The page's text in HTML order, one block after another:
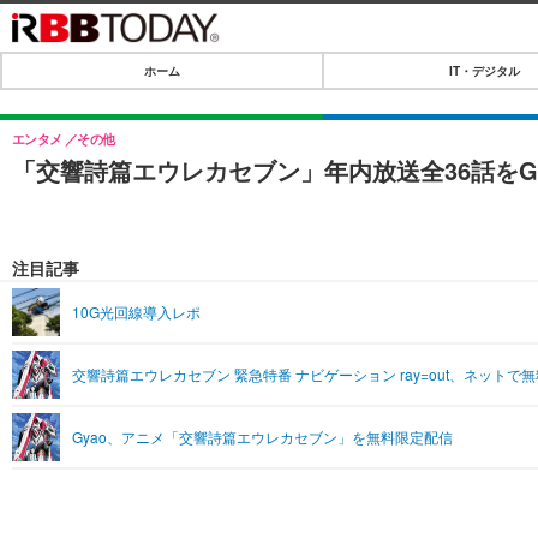
IT・デジタル
IT・デジタルTOP
SPEED TEST
音楽
ライフ
ペット
その他
リリース一覧
プッシュ通知の停止方法
ホーム IT・デジタル
「交響詩篇エウレカセブン」年内放送全36話を
エンタメ その他
注目記事
10G光回線導入レポ
交響詩篇エウレカセブン 緊急特番 ナビゲーション ray=out、ネットで
Gyao、アニメ「交響詩篇エウレカセブン」を無料限定配信